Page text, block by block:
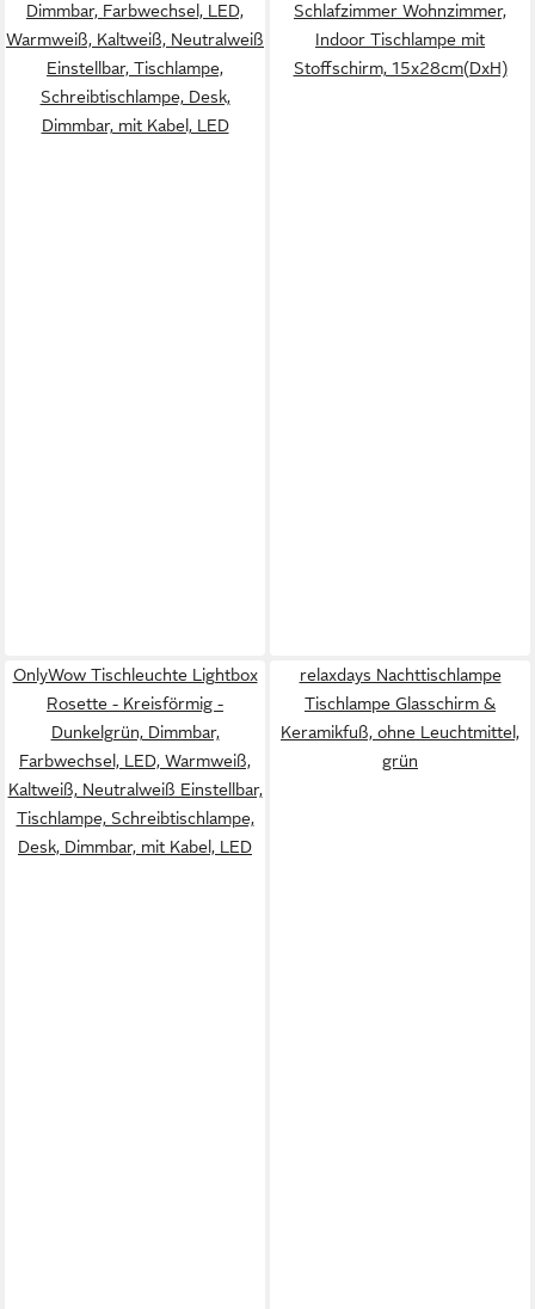
Dimmbar, Farbwechsel, LED,
Warmweiß, Kaltweiß, Neutralweiß
Einstellbar, Tischlampe,
Schreibtischlampe, Desk,
Dimmbar, mit Kabel, LED
Schlafzimmer Wohnzimmer,
Indoor Tischlampe mit
Stoffschirm, 15x28cm(DxH)
OnlyWow Tischleuchte Lightbox
Rosette - Kreisförmig -
Dunkelgrün, Dimmbar,
Farbwechsel, LED, Warmweiß,
Kaltweiß, Neutralweiß Einstellbar,
Tischlampe, Schreibtischlampe,
Desk, Dimmbar, mit Kabel, LED
relaxdays Nachttischlampe
Tischlampe Glasschirm &
Keramikfuß, ohne Leuchtmittel,
grün